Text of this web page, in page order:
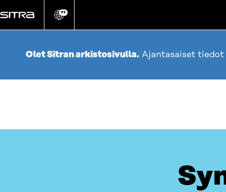
suoraan
Vaihda
kieli
FI
Olet Sitran arkistosivulla. Ajantasaiset